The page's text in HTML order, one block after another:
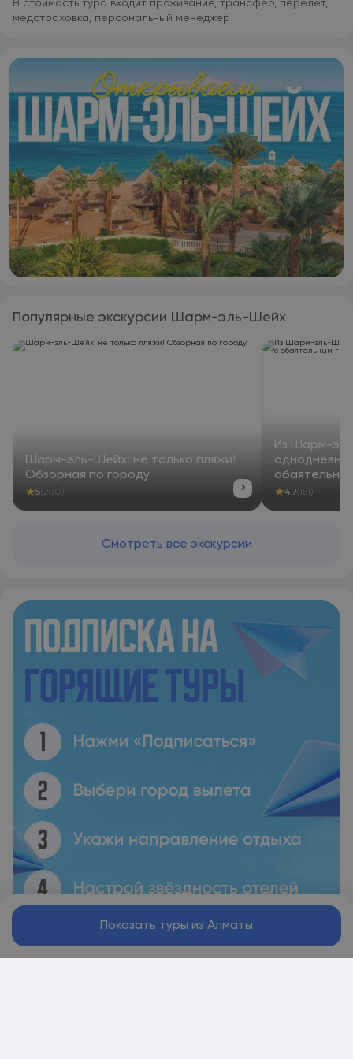
В стоимость тура входит проживание, трансфер, перелет,
медстраховка, персональный менеджер
Популярные экскурсии Шарм-эль-Шейх
Шарм-эль-Шейх: не только пляжи!
Обзорная по городу
★5 (200) ›
Из Шарм-
★4.9(151)
Смотреть все экскурсии
Показать туры из Алматы